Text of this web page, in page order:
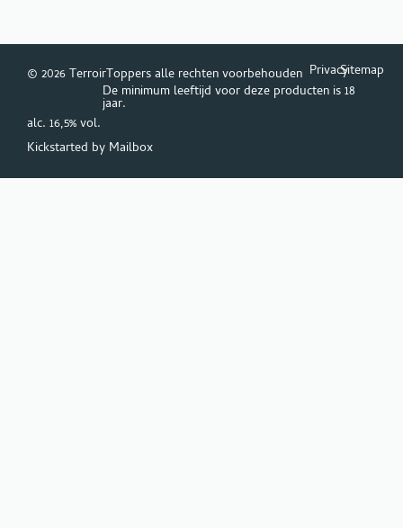
© 2026 TerroirToppers alle rechten voorbehouden PrivacySitemap
De minimum leeftijd voor deze producten is 18
jaar.
alc. 16,5% vol.
Kickstarted by Mailbox